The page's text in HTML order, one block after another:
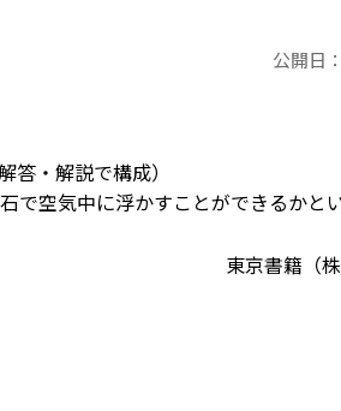
公開日：
・解説で構成）
で空気中に浮かすことができるかと
東京書籍（